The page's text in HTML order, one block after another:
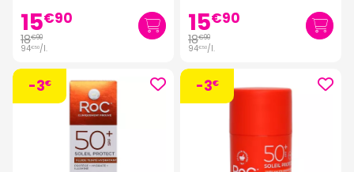
15€90
18€90
94€50/l.
15€90
18€90
94€50/l.
-3€ -3€